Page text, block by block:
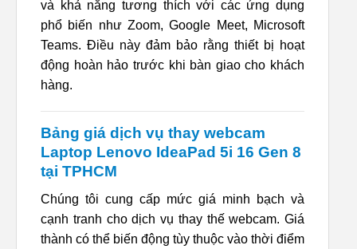
và khả năng tương thích với các ứng dụng
phổ biến như Zoom, Google Meet, Microsoft
Teams. Điều này đảm bảo rằng thiết bị hoạt
động hoàn hảo trước khi bàn giao cho khách
hàng.
Bảng giá dịch vụ thay webcam
Laptop Lenovo IdeaPad 5i 16 Gen 8
tại TPHCM
Chúng tôi cung cấp mức giá minh bạch và
cạnh tranh cho dịch vụ thay thế webcam. Giá
thành có thể biến động tùy thuộc vào thời điểm